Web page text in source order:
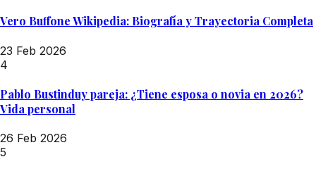
Vero Buffone Wikipedia: Biografía y Trayectoria Completa
23 Feb 2026
4
Pablo Bustinduy pareja: ¿Tiene esposa o novia en 2026?
Vida personal
26 Feb 2026
5